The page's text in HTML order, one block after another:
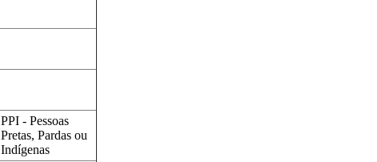
PPI - Pessoas
Pretas, Pardas ou
Indígenas